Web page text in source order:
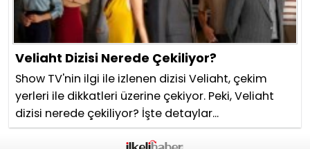
Veliaht Dizisi Nerede Çekiliyor?
Show TV'nin ilgi ile izlenen dizisi Veliaht, çekim
yerleri ile dikkatleri üzerine çekiyor. Peki, Veliaht
dizisi nerede çekiliyor? İşte detaylar...